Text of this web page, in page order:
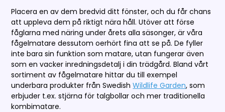
Placera en av dem bredvid ditt fönster, och du får chans
att uppleva dem på riktigt nära håll. Utöver att förse
fåglarna med näring under årets alla säsonger, är våra
fågelmatare dessutom oerhört fina att se på. De fyller
inte bara sin funktion som matare, utan fungerar även
som en vacker inredningsdetalj i din trädgård. Bland vårt
sortiment av fågelmatare hittar du till exempel
underbara produkter från SwedishWildlife Garden, som
erbjuder t.ex. stjärna för talgbollar och mer traditionella
kombimatare.